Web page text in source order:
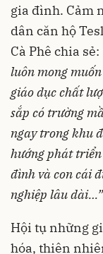
gia đình. Cảm
dân căn hộ
Cà Phê chia sẻ:
luôn mong
giáo dục chất
sắp có trường
ngay trong khu
hướng phát triển
đình và con cái
nghiệp lâu dài…”
Hội tụ những
hóa, thiên